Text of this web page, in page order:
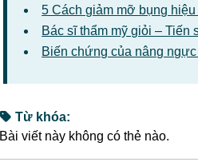
5 Cách giảm mỡ bụng
Bác sĩ thẩm mỹ giỏi – Tiến
Biến chứng của nâng
Từ khóa:
Bài viết này không có thẻ nào.